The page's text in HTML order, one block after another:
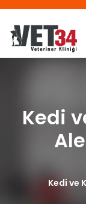
Kedi
Kedi ve